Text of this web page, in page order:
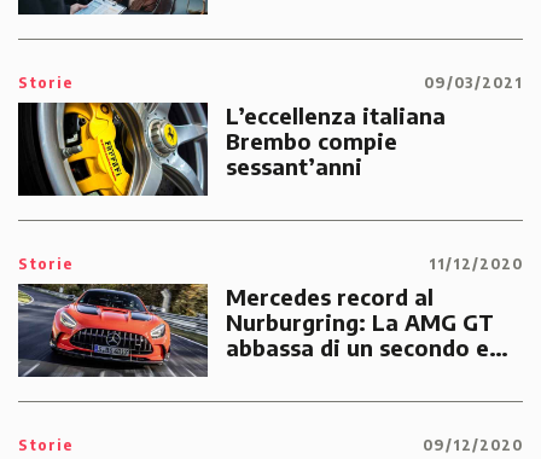
Storie 09/03/2021
L’eccellenza italiana
Brembo compie
sessant’anni
Storie 11/12/2020
Mercedes record al
Nurburgring: La AMG GT
abbassa di un secondo e
Storie 09/12/2020